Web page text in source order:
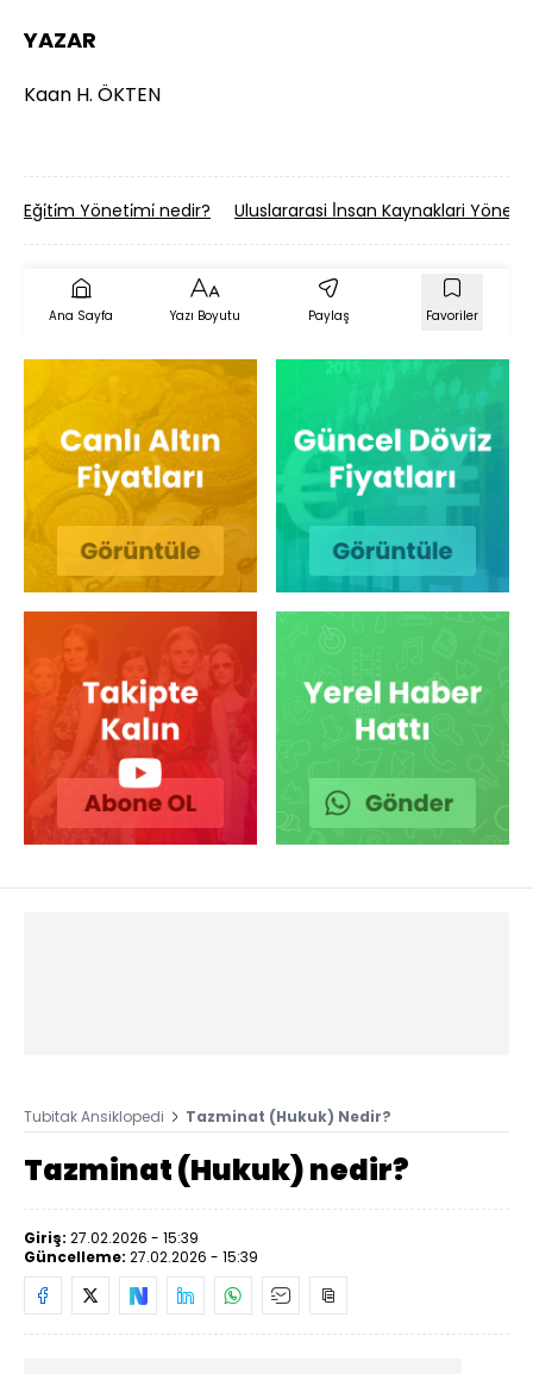
YAZAR
Kaan H. ÖKTEN
Eği̇ti̇m Yöneti̇mi̇ nedir? Uluslararasi İ̇nsan Kaynaklari
Ana Sayfa Yazı Boyutu Paylaş Favoriler
Tubitak Ansiklopedi Tazminat (Hukuk) Nedir?
Tazminat (Hukuk) nedir?
Giriş: 27.02.2026 - 15:39
Güncelleme: 27.02.2026 - 15:39